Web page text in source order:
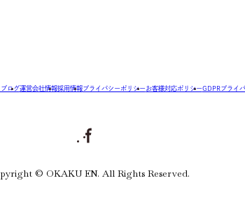
ログ運営会社情報採用情報プライバシーポリシー お客様対応ポリシーGDPRプライ
© OKAKU EN. All Rights Reserved.